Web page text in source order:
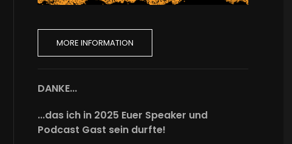
MORE INFORMATION
DANKE...
...das ich in 2025 Euer Speaker und
Podcast Gast sein durfte!